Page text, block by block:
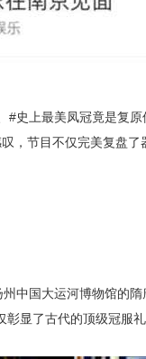
#史上最美凤冠竟是复原
，节目不仅完美复盘
州中国大运河博物馆的隋
显了古代的顶级冠服